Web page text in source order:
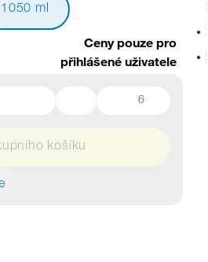
1050 ml
Ceny pouze pro
přihlášené uživatele
6
košíku